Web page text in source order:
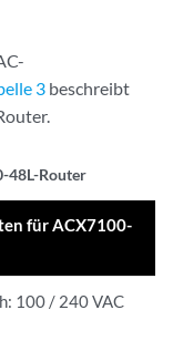
3 beschreibt
48L-Router
für ACX7100-
100 / 240 VAC